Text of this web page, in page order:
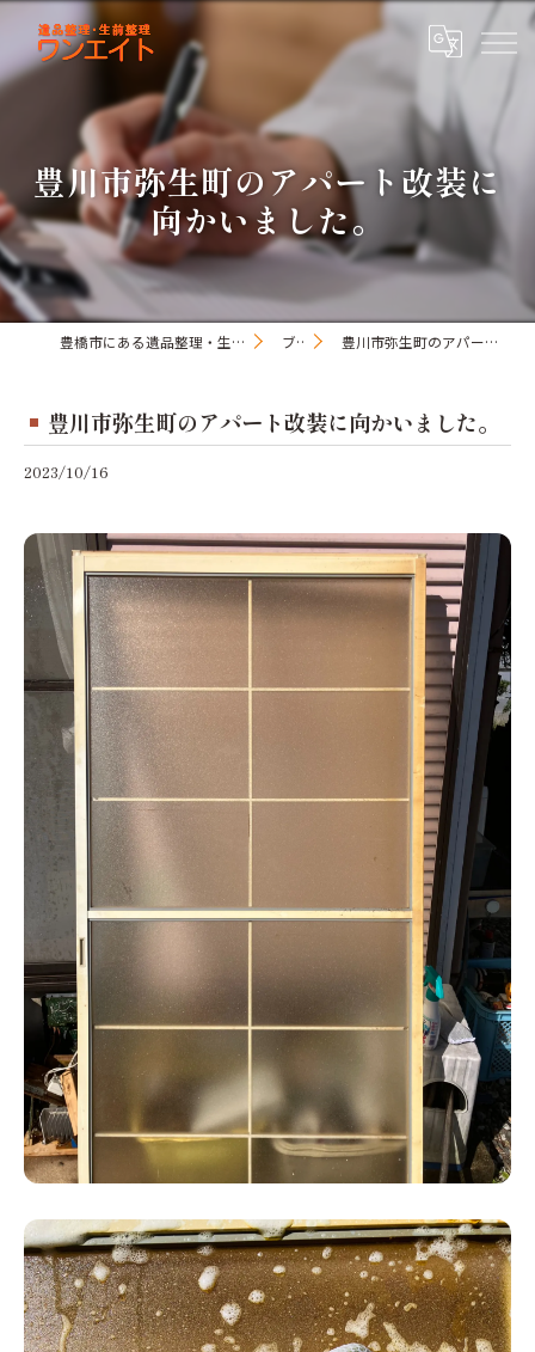
豊川市弥生町のアパート改装に
向かいました。
豊橋市にある遺品整理・生前整理のワンオアエイト ブログ 豊川市弥生町のアパート改装に向かいました。
豊川市弥生町のアパート改装に向かいました。
2023/10/16